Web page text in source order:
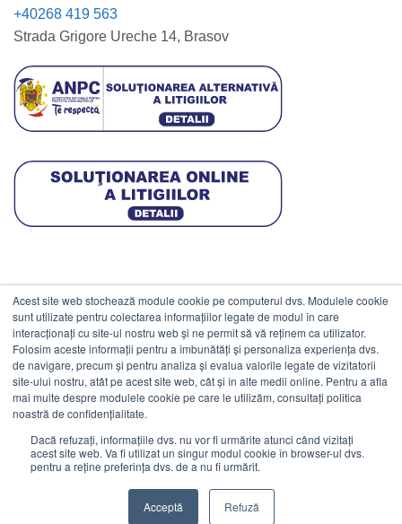
Acest site web stochează module cookie pe computerul dvs. Modulele cookie
sunt utilizate pentru colectarea informațiilor legate de modul în care
interacționați cu site-ul nostru web și ne permit să vă reținem ca utilizator.
Folosim aceste informații pentru a îmbunătăți și personaliza experiența dvs.
de navigare, precum și pentru analiza și evalua valorile legate de vizitatorii
site-ului nostru, atât pe acest site web, cât și în alte medii online. Pentru a afla
mai multe despre modulele cookie pe care le utilizăm, consultați politica
noastră de confidențialitate.
Dacă refuzați, informațiile dvs. nu vor fi urmărite atunci când vizitați
acest site web. Va fi utilizat un singur modul cookie în browser-ul dvs.
pentru a reține preferința dvs. de a nu fi urmărit.
Acceptă Refuză
+40268 419 563
Strada Grigore Ureche 14, Brasov
DATE COMERCIALE
ESTICO S.R.L.
CIF: RO1094402.
Reg.Com: J08/469/1991.
On